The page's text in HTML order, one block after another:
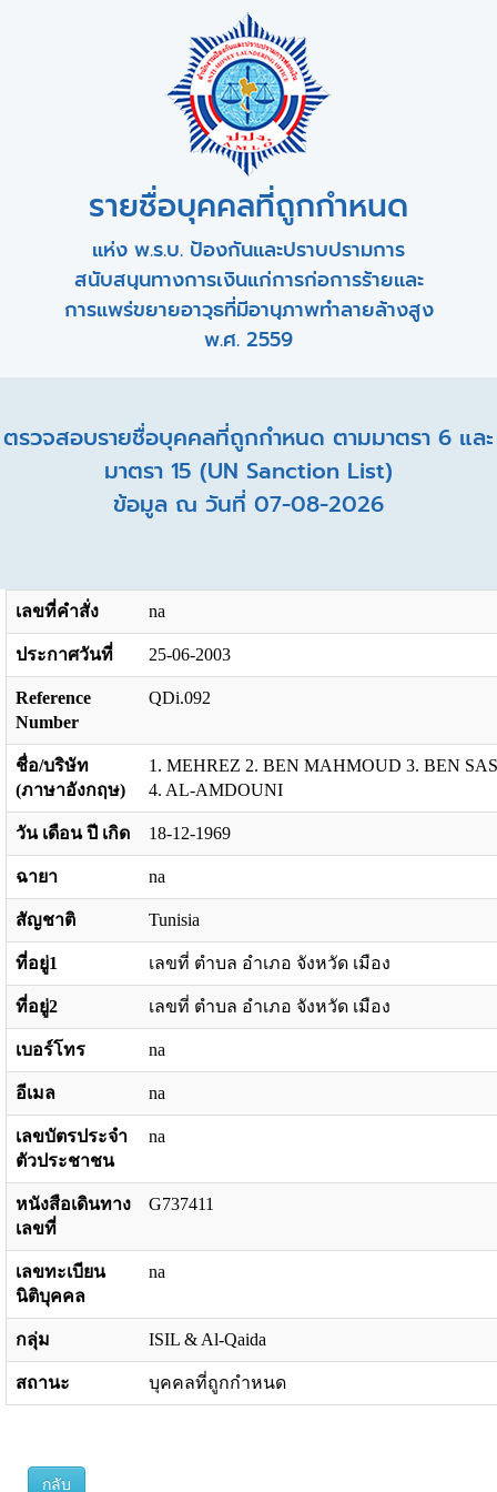
รายชื่อบุคคลที่ถูกกำหนด
แห่ง พ.ร.บ. ป้องกันและปราบปรามการ
สนับสนุนทางการเงินแก่การก่อการร้ายและ
การแพร่ขยายอาวุธที่มีอานุภาพทำลายล้างสูง
พ.ศ. 2559
ตรวจสอบรายชื่อบุคคลที่ถูกกำหนด ตามมาตรา 6 และ
มาตรา 15 (UN Sanction List)
ข้อมูล ณ วันที่ 07-08-2026
เลขที่คำสั่ง na
ประกาศวันที่ 25-06-2003
Reference
Number
QDi.092
ชื่อ/บริษัท
(ภาษาอังกฤษ)
1. MEHREZ 2. BEN MAHMOUD 3. BEN
4. AL-AMDOUNI
วัน เดือน ปี เกิด 18-12-1969
ฉายา na
สัญชาติ Tunisia
ที่อยู่1 เลขที่ ตำบล อำเภอ จังหวัด เมือง
ที่อยู่2 เลขที่ ตำบล อำเภอ จังหวัด เมือง
เบอร์โทร na
อีเมล na
เลขบัตรประจำ
ตัวประชาชน
na
หนังสือเดินทาง
เลขที่
G737411
เลขทะเบียน
นิติบุคคล
na
กลุ่ม ISIL & Al-Qaida
สถานะ บุคคลที่ถูกกำหนด
กลับ